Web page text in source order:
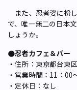
また、忍者姿に扮
で、唯一無二の日本
しょうか。
●忍者カフェ＆バー
・住所：東京都台東
・営業時間：11：00
・定休日：なし